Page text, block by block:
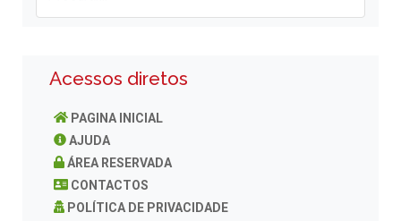
Acessos diretos
PAGINA INICIAL
AJUDA
ÁREA RESERVADA
CONTACTOS
POLÍTICA DE PRIVACIDADE